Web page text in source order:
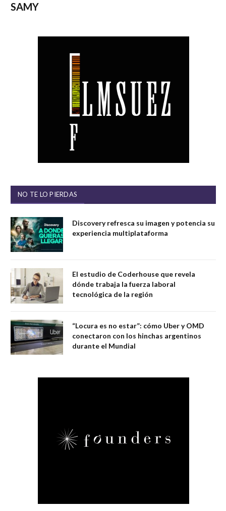
SAMY
NO TE LO PIERDAS
Discovery refresca su imagen y potencia su
experiencia multiplataforma
El estudio de Coderhouse que revela
dónde trabaja la fuerza laboral
tecnológica de la región
“Locura es no estar”: cómo Uber y OMD
conectaron con los hinchas argentinos
durante el Mundial